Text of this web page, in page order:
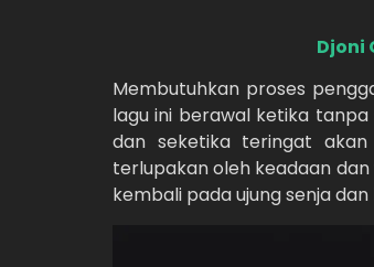
Djoni
Membutuhkan proses
lagu ini berawal ketika
dan seketika teringat
terlupakan oleh keadaan
kembali pada ujung senja